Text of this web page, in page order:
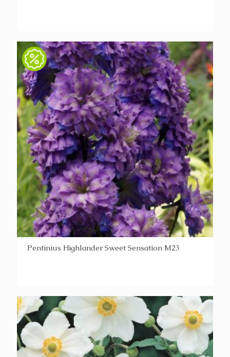
Pentinius Highlander Sweet Sensation M23